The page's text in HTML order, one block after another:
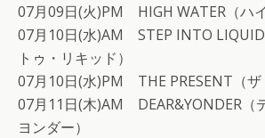
07月09日(火)PM HIGH WATER（ハ
07月10日(水)AM STEP INTO
トゥ・リキッド）
07月10日(水)PM THE PRESENT（ザ
07月11日(木)AM DEAR&YONDER（
ヨンダー）